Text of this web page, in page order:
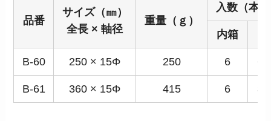
品番
サイズ（㎜）
全長 × 軸径
重量（ｇ）
入数（本）
内箱
B-60 250 × 15Φ 250 6
B-61 360 × 15Φ 415 6